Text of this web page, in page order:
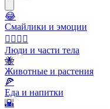
😂
Смайлики и эмоции
👩‍❤️‍💋‍👨
Люди и части тела
🐝
Животные и растения
🍕
Еда и напитки
🌇